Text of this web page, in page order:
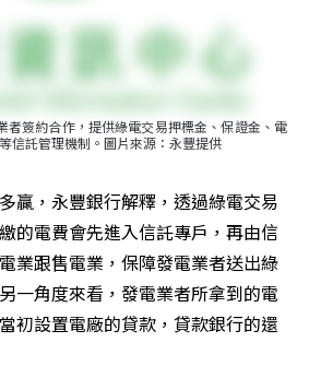
者簽約合作，提供綠電交易押標金、保證金、電
信託管理機制。圖片來源：永豐提供
贏，永豐銀行解釋，透過綠電交易
的電費會先進入信託專戶，再由信
業跟售電業，保障發電業者送出綠
一角度來看，發電業者所拿到的電
初設置電廠的貸款，貸款銀行的還